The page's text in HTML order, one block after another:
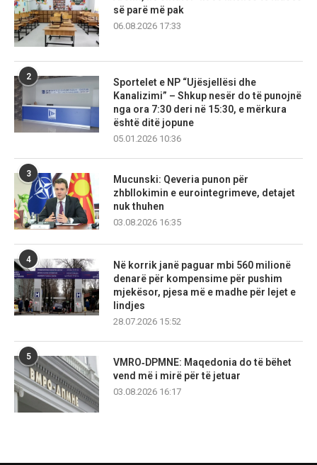
së parë më pak
06.08.2026 17:33
2
Sportelet e NP “Ujësjellësi dhe
Kanalizimi” – Shkup nesër do të punojnë
nga ora 7:30 deri në 15:30, e mërkura
është ditë jopune
05.01.2026 10:36
3
Mucunski: Qeveria punon për
zhbllokimin e eurointegrimeve, detajet
nuk thuhen
03.08.2026 16:35
4
Në korrik janë paguar mbi 560 milionë
denarë për kompensime për pushim
mjekësor, pjesa më e madhe për lejet e
lindjes
28.07.2026 15:52
5
VMRO‑DPMNE: Maqedonia do të bëhet
vend më i mirë për të jetuar
03.08.2026 16:17